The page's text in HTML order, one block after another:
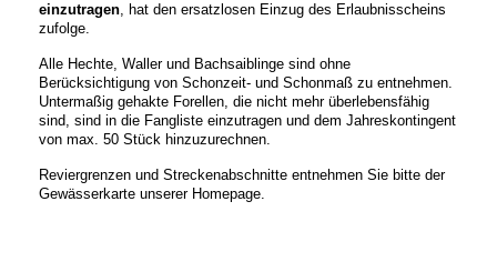
einzutragen, hat den ersatzlosen Einzug des Erlaubnisscheins
zufolge.
Alle Hechte, Waller und Bachsaiblinge sind ohne
Berücksichtigung von Schonzeit- und Schonmaß zu entnehmen.
Untermaßig gehakte Forellen, die nicht mehr überlebensfähig
sind, sind in die Fangliste einzutragen und dem Jahreskontingent
von max. 50 Stück hinzuzurechnen.
Reviergrenzen und Streckenabschnitte entnehmen Sie bitte der
Gewässerkarte unserer Homepage.